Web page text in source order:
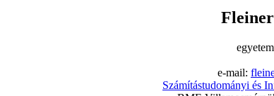
e-mail:
Számítástudományi és